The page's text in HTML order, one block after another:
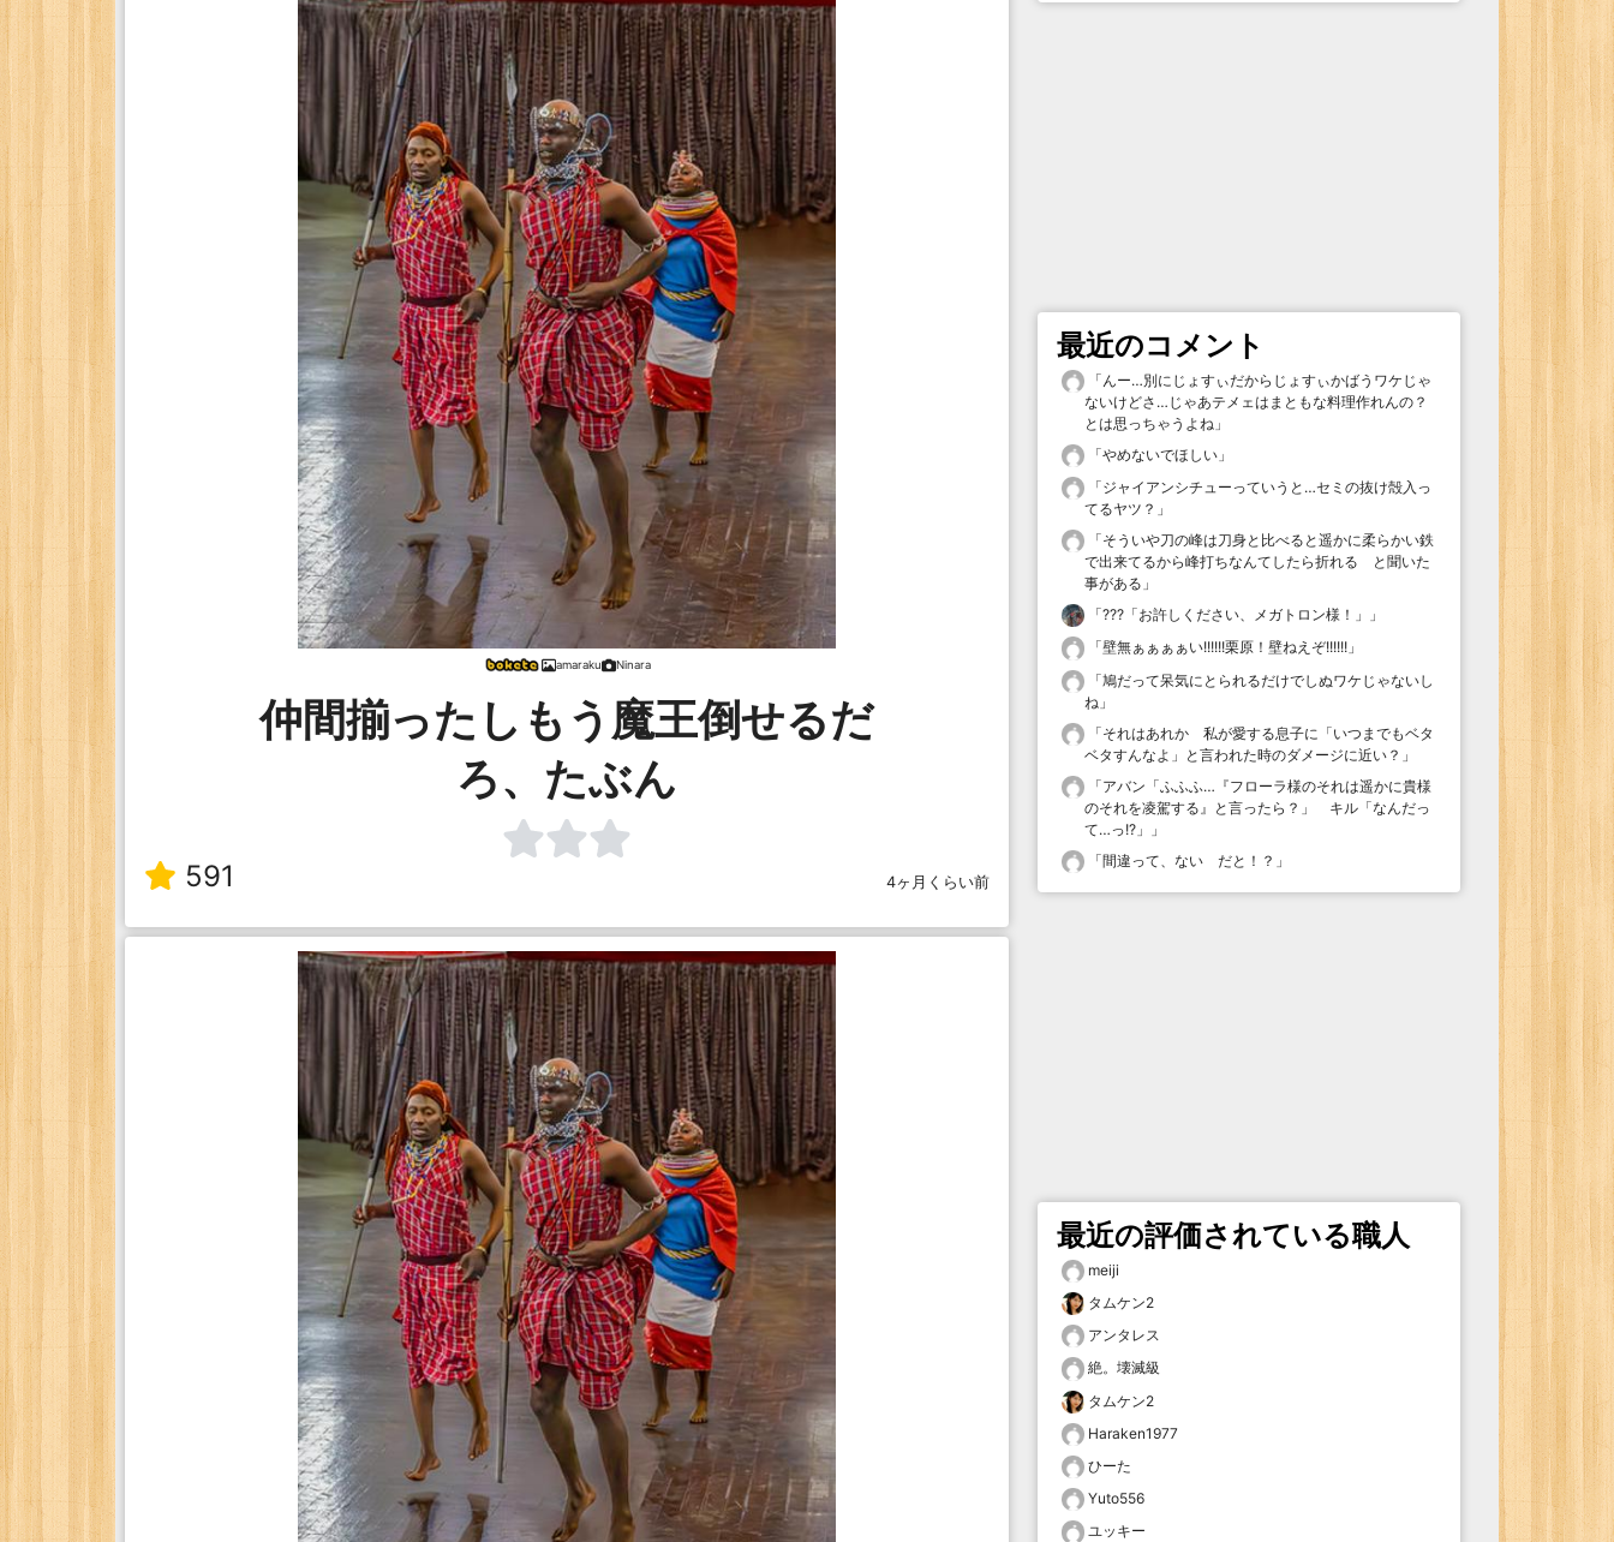
amaraku Ninara
仲間揃ったしもう魔王倒せるだ
ろ、たぶん
591 4ヶ月くらい前
最近のコメント
「んー…別にじょすぃだからじょすぃかばうワケじゃ
ないけどさ…じゃあテメェはまともな料理作れんの？
とは思っちゃうよね 」
「やめないでほしい 」
「ジャイアンシチューっていうと…セミの抜け殻入っ
てるヤツ？ 」
「そういや刀の峰は刀身と比べると遥かに柔らかい鉄
で出来てるから峰打ちなんてしたら折れる と聞いた
事がある 」
「???「お許しください、メガトロン様！」
」
「壁無ぁぁぁぁい!!!!!!栗原！壁ねえぞ!!!!!! 」
「鳩だって呆気にとられるだけでしぬワケじゃないし
ね 」
「それはあれか 私が愛する息子に「いつまでもベタ
ベタすんなよ」と言われた時のダメージに近い？ 」
「アバン「ふふふ…『フローラ様のそれは遥かに貴様
のそれを凌駕する』と言ったら？」 キル「なんだっ
て…っ!?」
」
「間違って、ない だと！？ 」
最近の評価されている職人
meiji
タムケン2
アンタレス
絶。壊滅級
タムケン2
Haraken1977
ひーた
Yuto556
ユッキー